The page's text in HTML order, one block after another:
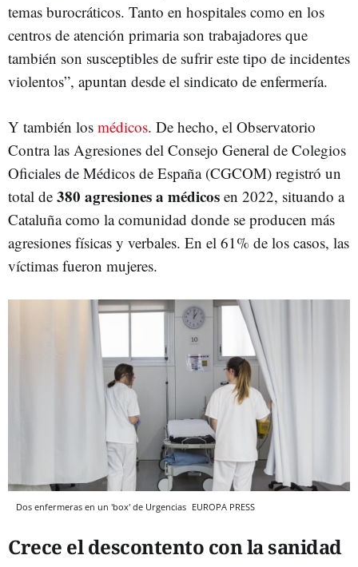
temas burocráticos. Tanto en hospitales como en los
centros de atención primaria son trabajadores que
también son susceptibles de sufrir este tipo de incidentes
violentos”, apuntan desde el sindicato de enfermería.
Y también los médicos. De hecho, el Observatorio
Contra las Agresiones del Consejo General de Colegios
Oficiales de Médicos de España (CGCOM) registró un
total de 380 agresiones a médicos en 2022, situando a
Cataluña como la comunidad donde se producen más
agresiones físicas y verbales. En el 61% de los casos, las
víctimas fueron mujeres.
Dos enfermeras en un 'box' de Urgencias EUROPA PRESS
Crece el descontento con la sanidad